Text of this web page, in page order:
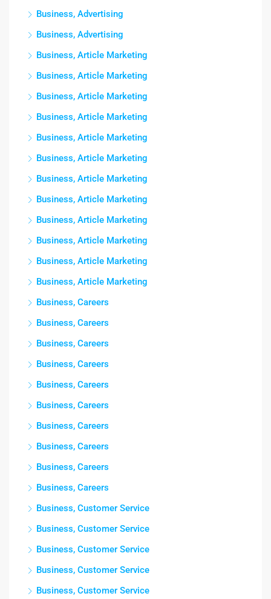
Business, Advertising
Business, Advertising
Business, Article Marketing
Business, Article Marketing
Business, Article Marketing
Business, Article Marketing
Business, Article Marketing
Business, Article Marketing
Business, Article Marketing
Business, Article Marketing
Business, Article Marketing
Business, Article Marketing
Business, Article Marketing
Business, Article Marketing
Business, Careers
Business, Careers
Business, Careers
Business, Careers
Business, Careers
Business, Careers
Business, Careers
Business, Careers
Business, Careers
Business, Careers
Business, Customer Service
Business, Customer Service
Business, Customer Service
Business, Customer Service
Business, Customer Service